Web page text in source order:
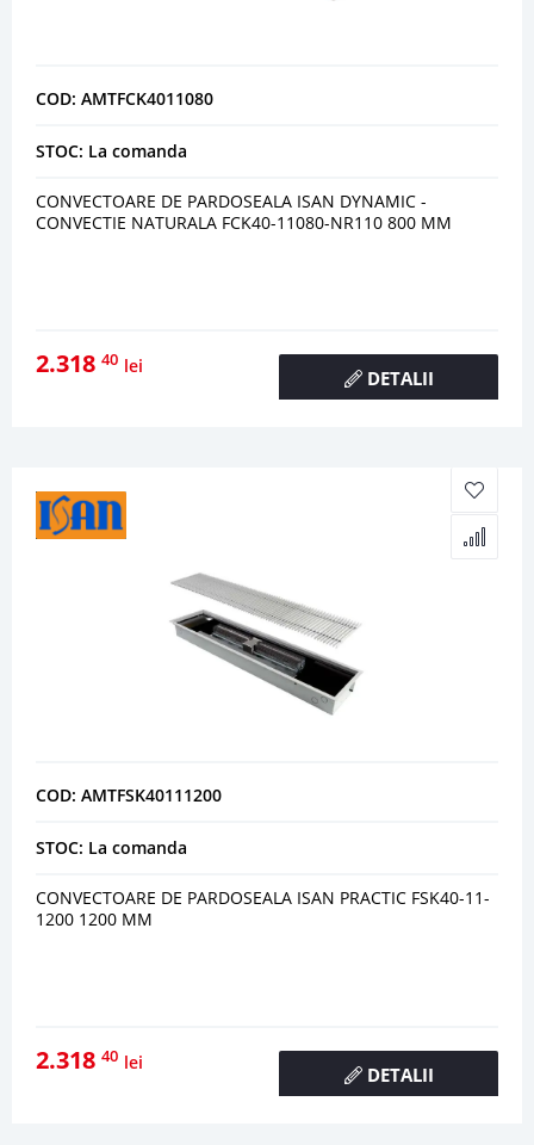
COD: AMTFCK4011080
STOC: La comanda
CONVECTOARE DE PARDOSEALA ISAN DYNAMIC -
CONVECTIE NATURALA FCK40-11080-NR110 800 MM
2.318 40 lei
DETALII
COD: AMTFSK40111200
STOC: La comanda
CONVECTOARE DE PARDOSEALA ISAN PRACTIC FSK40-11-
1200 1200 MM
2.318 40 lei
DETALII